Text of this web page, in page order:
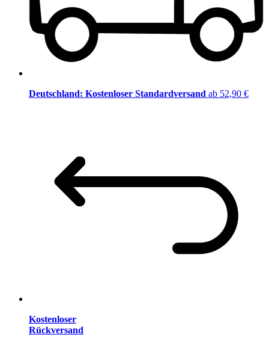
Deutschland: Kostenloser Standardversand ab 52,90 €
Kostenloser
Rückversand